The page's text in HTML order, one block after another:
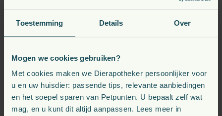
Toestemming Details Over
Mogen we cookies gebruiken?
Met cookies maken we Dierapotheker persoonlijker voor
u en uw huisdier: passende tips, relevante aanbiedingen
en het soepel sparen van Petpunten. U bepaalt zelf wat
mag, en u kunt dit altijd aanpassen. Lees meer in
€ 41,10
Bekijk